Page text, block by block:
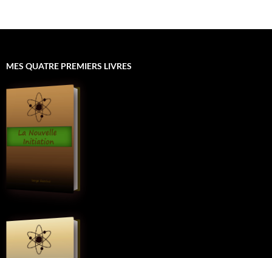
MES QUATRE PREMIERS LIVRES